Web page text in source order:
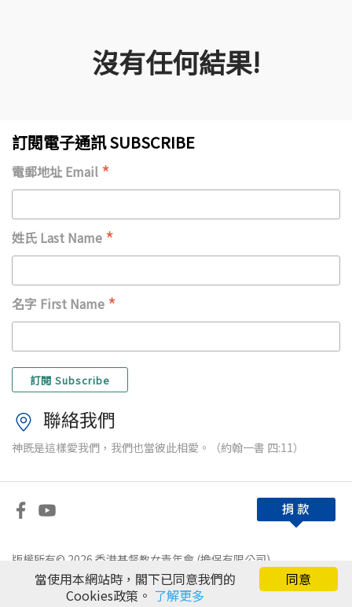
沒有任何結果!
訂閱電子通訊 SUBSCRIBE
電郵地址 Email *
姓氏 Last Name *
名字 First Name *
聯絡我們
神既是這樣愛我們，我們也當彼此相愛。（約翰一書 四:11）
版權所有© 2026 香港基督教女青年會 (擔保有限公司)
免責條款|私隱政策 同意
當使用本網站時，閣下已同意我們的
Cookies政策。 了解更多